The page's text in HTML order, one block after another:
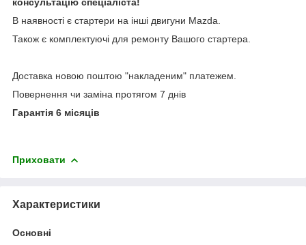
В наявності є стартери на інші двигуни Mazda.
Також є комплектуючі для ремонту Вашого стартера.
Доставка новою поштою "накладеним" платежем.
Повернення чи заміна протягом 7 днів
Гарантія 6 місяців
Приховати
Характеристики
Основні